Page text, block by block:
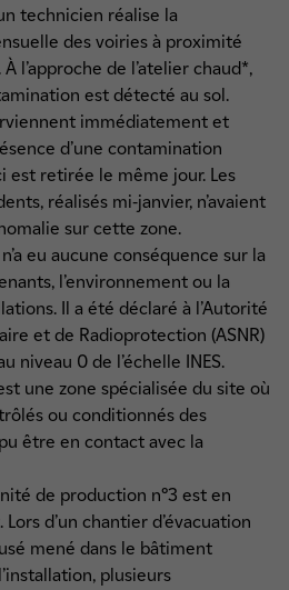
technicien réalise la
des voiries à proximité
l’approche de l’atelier chaud*,
est détecté au sol.
immédiatement et
d’une contamination
est retirée le même jour. Les
réalisés mi‑janvier, n’avaient
sur cette zone.
eu aucune conséquence sur la
l’environnement ou la
Il a été déclaré à l’Autorité
et de Radioprotection (ASNR)
niveau 0 de l’échelle INES.
une zone spécialisée du site où
ou conditionnés des
être en contact avec la
de production n°3 est en
d’un chantier d’évacuation
mené dans le bâtiment
plusieurs